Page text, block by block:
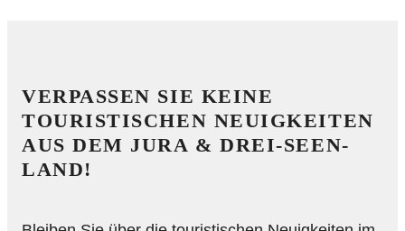
VERPASSEN SIE KEINE
TOURISTISCHEN NEUIGKEITEN
AUS DEM JURA & DREI-SEEN-
LAND!